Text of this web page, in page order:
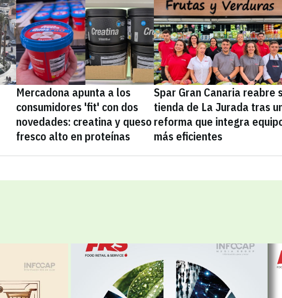
Mercadona apunta a los
consumidores 'fit' con dos
novedades: creatina y queso
fresco alto en proteínas
Spar Gran Canaria reabre
tienda de La Jurada tras
reforma que integra
más eficientes